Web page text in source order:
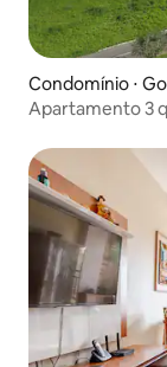
Condomínio ⋅
Apartamento 3